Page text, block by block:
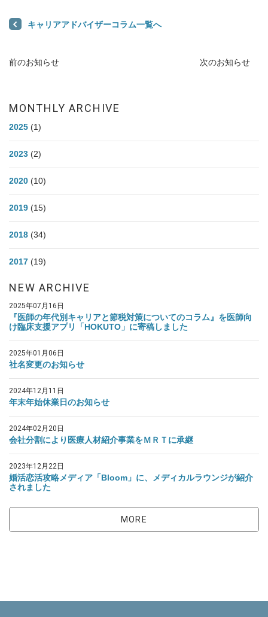
キャリアアドバイザーコラム一覧へ
前のお知らせ 次のお知らせ
MONTHLY ARCHIVE
2025 (1)
2023 (2)
2020 (10)
2019 (15)
2018 (34)
2017 (19)
NEW ARCHIVE
2025年07月16日
『医師の年代別キャリアと節税対策についてのコラム』を医師向
け臨床支援アプリ「HOKUTO」に寄稿しました
2025年01月06日
社名変更のお知らせ
2024年12月11日
年末年始休業日のお知らせ
2024年02月20日
会社分割により医療人材紹介事業をＭＲＴに承継
2023年12月22日
婚活恋活攻略メディア「Bloom」に、メディカルラウンジが紹介
されました
MORE